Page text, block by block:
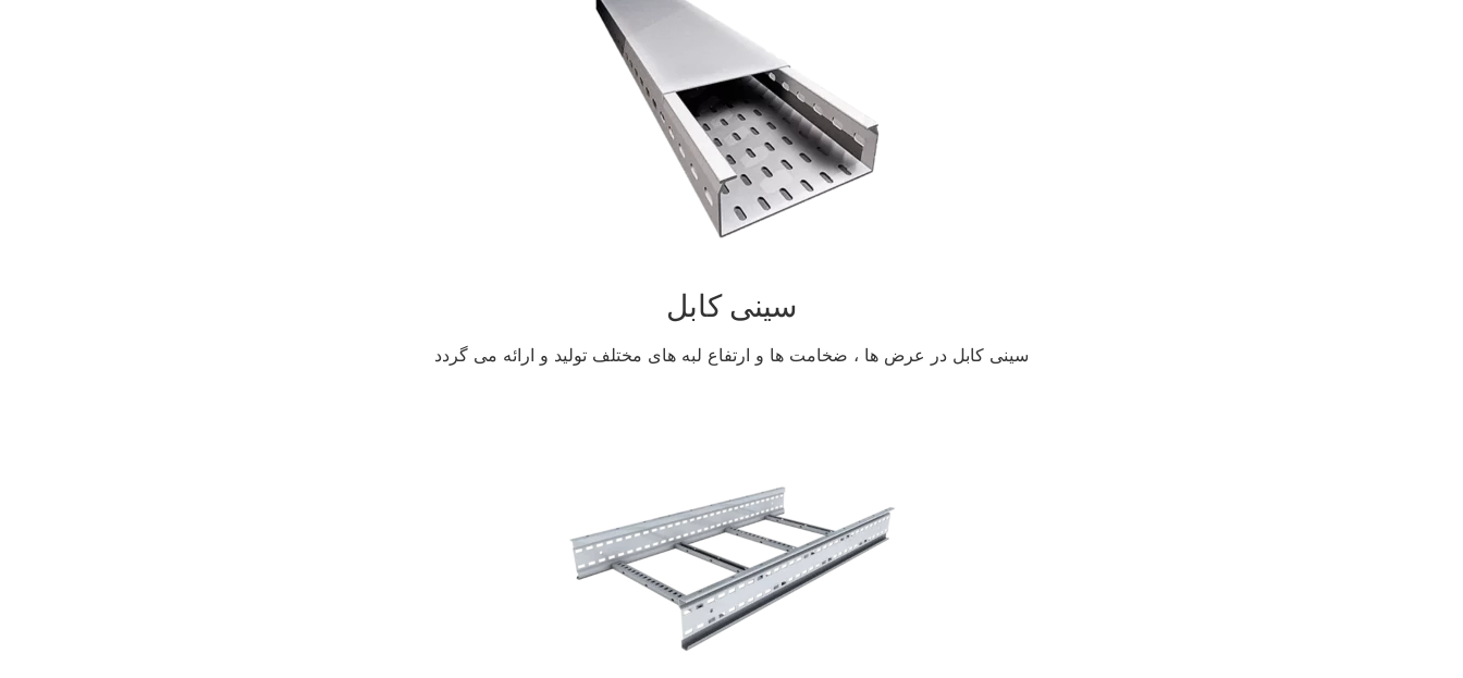
سینی کابل
سینی کابل در عرض ها ، ضخامت ها و ارتفاع لبه های مختلف تولید و ارائه می گردد